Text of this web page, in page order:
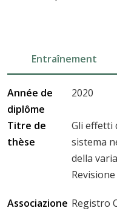
Entraînement
Année de
diplôme
2020
Titre de
thèse
Gli effetti
sistema
della
Associazione Registro